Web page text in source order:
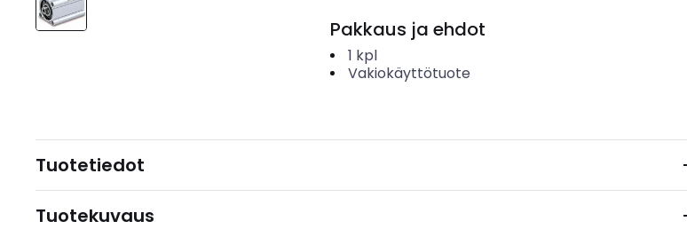
Pakkaus ja ehdot
1 kpl
Vakiokäyttötuote
Tuotetiedot
Tuotekuvaus